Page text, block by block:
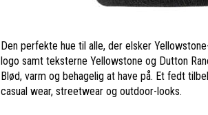
Den perfekte hue til alle, der elsker
logo samt teksterne Yellowstone og Dutton
Blød, varm og behagelig at have på. Et fedt
casual wear, streetwear og outdoor-looks.